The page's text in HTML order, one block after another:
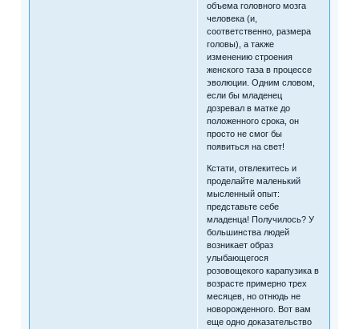
объема головного мозга
человека (и,
соответственно, размера
головы), а также
изменению строения
женского таза в процессе
эволюции. Одним словом,
если бы младенец
дозревал в матке до
положенного срока, он
просто не смог бы
появиться на свет!
Кстати, отвлекитесь и
проделайте маленький
мысленный опыт:
представьте себе
младенца! Получилось? У
большинства людей
возникает образ
улыбающегося
розовощекого карапузика в
возрасте примерно трех
месяцев, но отнюдь не
новорожденного. Вот вам
еще одно доказательство